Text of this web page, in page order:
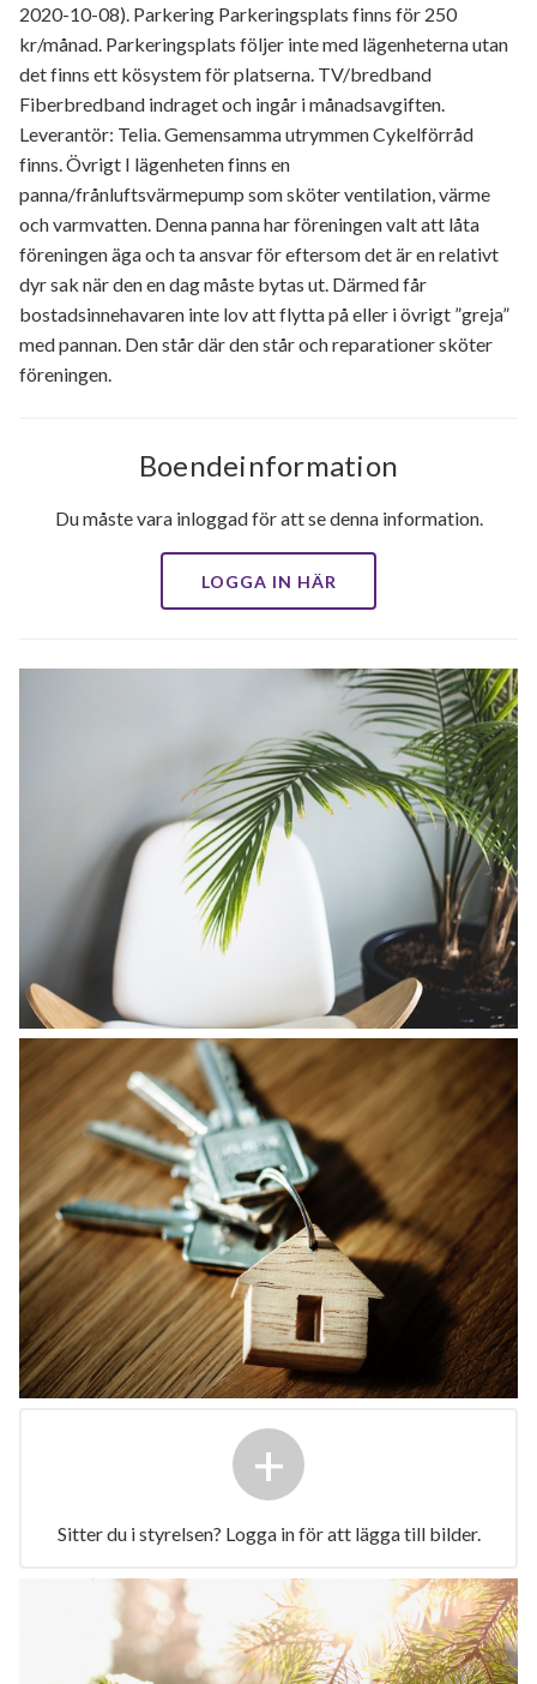
2020-10-08). Parkering Parkeringsplats finns för 250
kr/månad. Parkeringsplats följer inte med lägenheterna utan
det finns ett kösystem för platserna. TV/bredband
Fiberbredband indraget och ingår i månadsavgiften.
Leverantör: Telia. Gemensamma utrymmen Cykelförråd
finns. Övrigt I lägenheten finns en
panna/frånluftsvärmepump som sköter ventilation, värme
och varmvatten. Denna panna har föreningen valt att låta
föreningen äga och ta ansvar för eftersom det är en relativt
dyr sak när den en dag måste bytas ut. Därmed får
bostadsinnehavaren inte lov att flytta på eller i övrigt ”greja”
med pannan. Den står där den står och reparationer sköter
föreningen.
Boendeinformation
Du måste vara inloggad för att se denna information.
LOGGA IN HÄR
+
Sitter du i styrelsen? Logga in för att lägga till bilder.